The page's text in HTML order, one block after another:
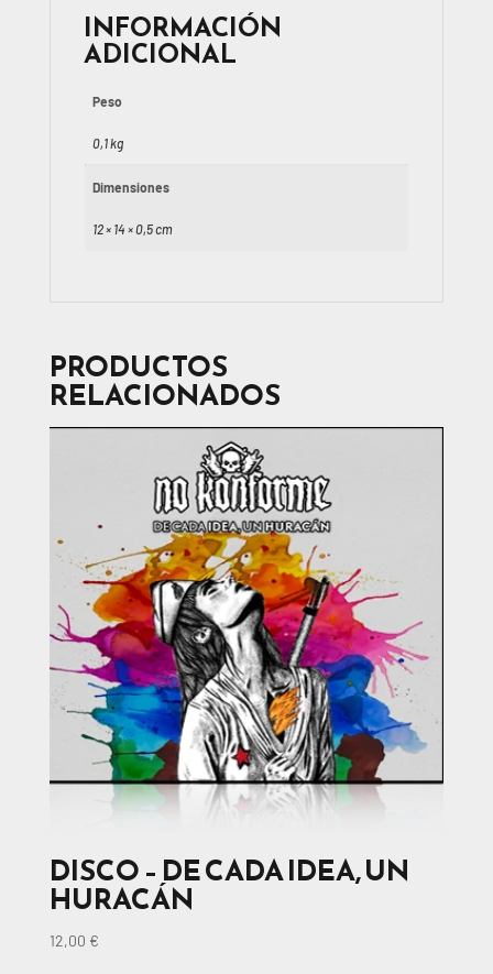
INFORMACIÓN
ADICIONAL
Peso
0,1 kg
Dimensiones
12 × 14 × 0,5 cm
PRODUCTOS
RELACIONADOS
DISCO – DE CADA IDEA, UN
HURACÁN
12,00 €